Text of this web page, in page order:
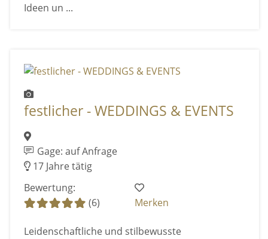
Ideen un ...
festlicher - WEDDINGS & EVENTS
Gage: auf Anfrage
17 Jahre tätig
Bewertung:
(6)
Merken
Leidenschaftliche und stilbewusste